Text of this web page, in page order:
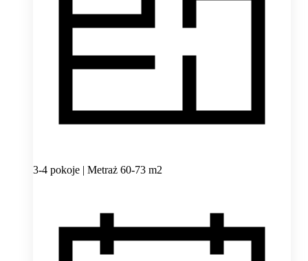
3-4 pokoje | Metraż 60-73 m2